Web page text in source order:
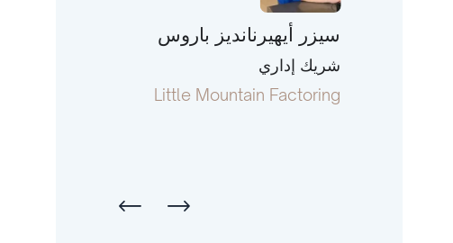
سيزر أيهيرنانديز باروس
شريك إداري
Little Mountain Factoring